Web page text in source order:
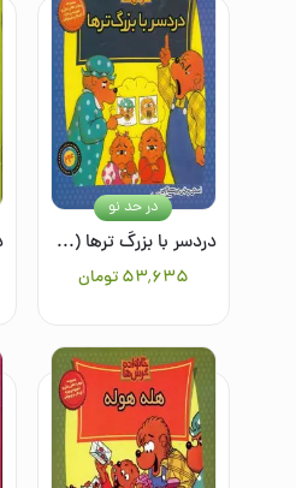
دردسر با بزرگ ترها (خانواده خرس ها 24)
۵۳٬۶۳۵ تومان
در حد نو